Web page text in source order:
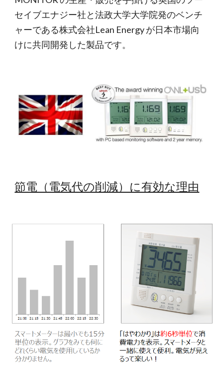
セイブエナジー社と法政大学大学院発のベンチ
ャーである株式会社Lean Energy が日本市場向
けに共同開発した製品です。
節電（電気代の削減）に有効な理由